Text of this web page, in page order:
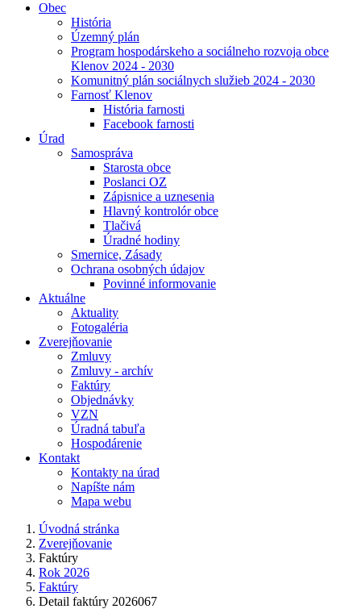
Obec
História
Územný plán
Program hospodárskeho a sociálneho rozvoja obce
Klenov 2024 - 2030
Komunitný plán sociálnych služieb 2024 - 2030
Farnosť Klenov
História farnosti
Facebook farnosti
Úrad
Samospráva
Starosta obce
Poslanci OZ
Zápisnice a uznesenia
Hlavný kontrolór obce
Tlačivá
Úradné hodiny
Smernice, Zásady
Ochrana osobných údajov
Povinné informovanie
Aktuálne
Aktuality
Fotogaléria
Zverejňovanie
Zmluvy
Zmluvy - archív
Faktúry
Objednávky
VZN
Úradná tabuľa
Hospodárenie
Kontakt
Kontakty na úrad
Napíšte nám
Mapa webu
Úvodná stránka
Zverejňovanie
Faktúry
Rok 2026
Faktúry
Detail faktúry 2026067